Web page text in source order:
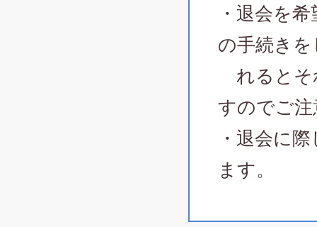
・退会を
の手続き
れるとそ
すのでご
・退会に
ます。